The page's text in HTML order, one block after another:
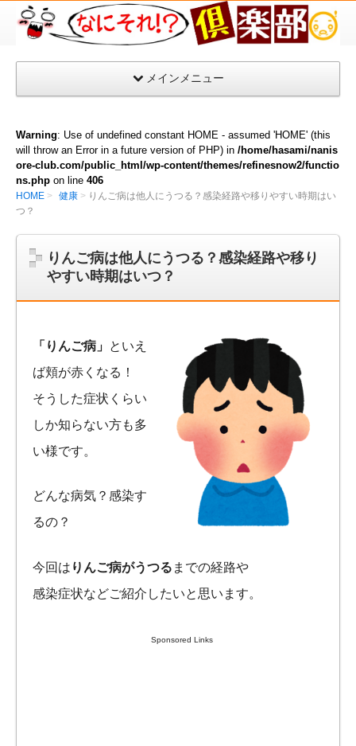
な
そ
部
メインメニュー
Warning: Use of undefined constant HOME - assumed 'HOME' (this
will throw an Error in a future version of PHP) in /home/hasami/nanis
ore-club.com/public_html/wp-content/themes/refinesnow2/functio
ns.php on line 406
HOME 健康
りんご病は他人にうつる？感染経路や移りやすい時期はい
つ？
りんご病は他人にうつる？感染経路や移り
やすい時期はいつ？
「りんご病」
といえ
ば頬が赤くなる！
そうした症状くらい
しか知らない方も多
い様です。
どんな病気？感染す
るの？
今回は りんご病がうつる までの経路や
感染症状などご紹介したいと思います。
Sponsored Links